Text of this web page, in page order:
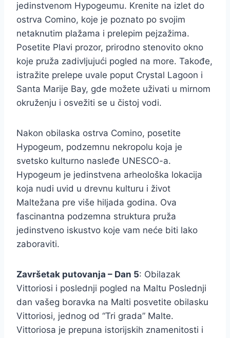
jedinstvenom Hypogeumu. Krenite na izlet do
ostrva Comino, koje je poznato po svojim
netaknutim plažama i prelepim pejzažima.
Posetite Plavi prozor, prirodno stenovito okno
koje pruža zadivljujući pogled na more. Takođe,
istražite prelepe uvale poput Crystal Lagoon i
Santa Marije Bay, gde možete uživati u mirnom
okruženju i osvežiti se u čistoj vodi.
Nakon obilaska ostrva Comino, posetite
Hypogeum, podzemnu nekropolu koja je
svetsko kulturno nasleđe UNESCO-a.
Hypogeum je jedinstvena arheološka lokacija
koja nudi uvid u drevnu kulturu i život
Maltežana pre više hiljada godina. Ova
fascinantna podzemna struktura pruža
jedinstveno iskustvo koje vam neće biti lako
zaboraviti.
Završetak putovanja – Dan 5: Obilazak
Vittoriosi i poslednji pogled na Maltu Poslednji
dan vašeg boravka na Malti posvetite obilasku
Vittoriosi, jednog od “Tri grada” Malte.
Vittoriosa je prepuna istorijskih znamenitosti i